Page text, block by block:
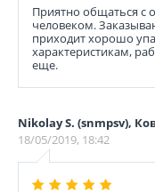
Приятно общаться с
человеком.
приходит хорошо
характеристикам,
еще.
Nikolay S. (snmpsv),
18/05/2019, 18:42